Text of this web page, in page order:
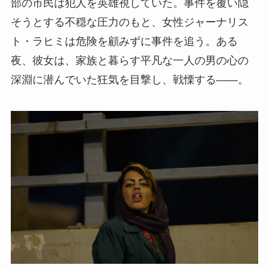
部の市民は犯人を英雄視していた。事件を覆い隠
そうとする不穏な圧力のもと、女性ジャーナリス
ト・ラヒミは危険を顧みずに事件を追う。ある
夜、彼女は、家族と暮らす平凡な一人の男の心の
深淵に潜んでいた狂気を目撃し、戦慄する――。